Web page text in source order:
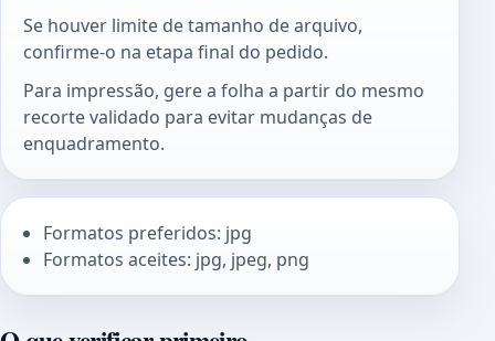
Se houver limite de tamanho de arquivo,
confirme-o na etapa final do pedido.
Para impressão, gere a folha a partir do mesmo
recorte validado para evitar mudanças de
enquadramento.
Formatos preferidos: jpg
Formatos aceites: jpg, jpeg, png